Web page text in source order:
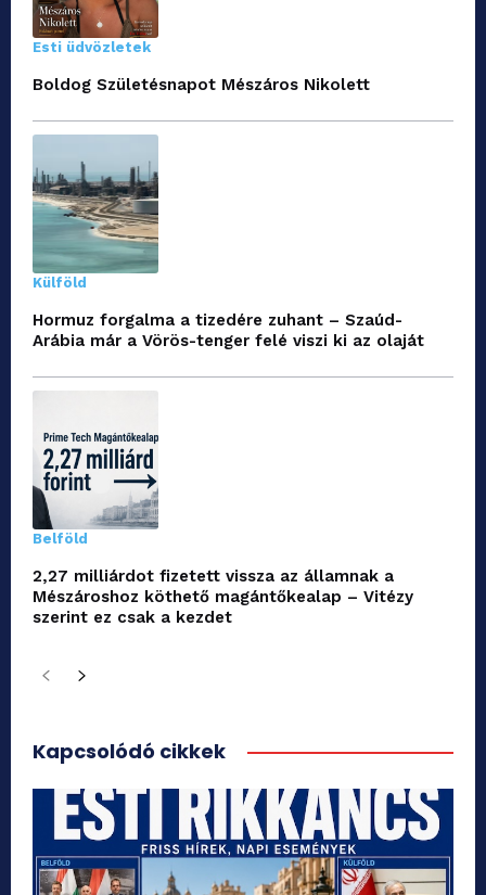
Esti üdvözletek
Boldog Születésnapot Mészáros Nikolett
Külföld
Hormuz forgalma a tizedére zuhant – Szaúd-
Arábia már a Vörös-tenger felé viszi ki az olaját
Belföld
2,27 milliárdot fizetett vissza az államnak a
Mészároshoz köthető magántőkealap – Vitézy
szerint ez csak a kezdet
Kapcsolódó cikkek